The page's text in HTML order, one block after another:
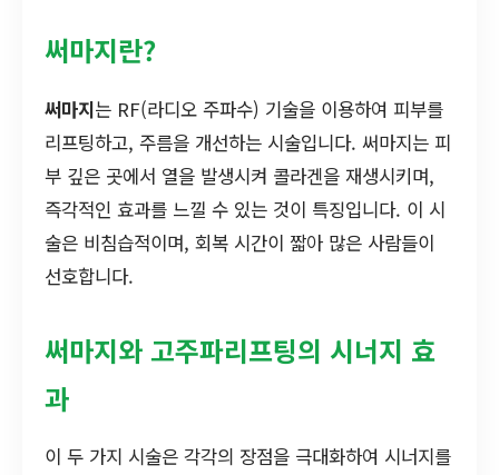
써마지란?
써마지는 RF(라디오 주파수) 기술을 이용하여 피부를
리프팅하고, 주름을 개선하는 시술입니다. 써마지는 피
부 깊은 곳에서 열을 발생시켜 콜라겐을 재생시키며,
즉각적인 효과를 느낄 수 있는 것이 특징입니다. 이 시
술은 비침습적이며, 회복 시간이 짧아 많은 사람들이
선호합니다.
써마지와 고주파리프팅의 시너지 효
과
이 두 가지 시술은 각각의 장점을 극대화하여 시너지를